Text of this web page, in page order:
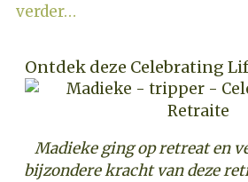
verder…
Ontdek deze Celebrating
Madieke ging op retreat en
bijzondere kracht van deze